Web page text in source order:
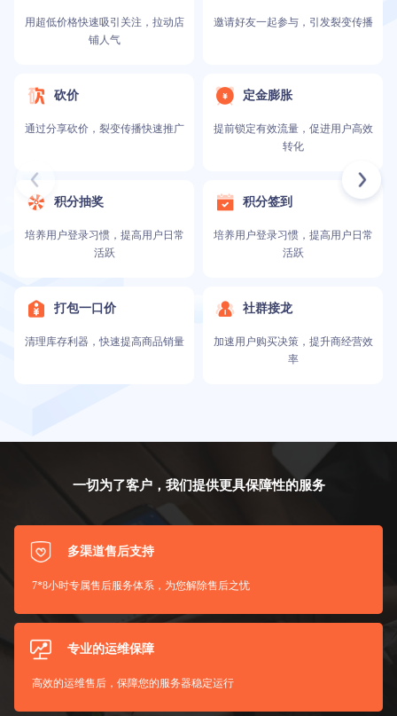
用超低价格快速吸引关注，拉动店
铺人气
邀请好友一起参与，引发裂变传播
砍价
通过分享砍价，裂变传播快速推广
定金膨胀
提前锁定有效流量，促进用户高效
转化
积分抽奖
培养用户登录习惯，提高用户日常
活跃
积分签到
培养用户登录习惯，提高用户日常
活跃
打包一口价
清理库存利器，快速提高商品销量
社群接龙
加速用户购买决策，提升商经营效
率
一切为了客户，我们提供更具保障性的服务
多渠道售后支持
7*8小时专属售后服务体系，为您解除售后之忧
专业的运维保障
高效的运维售后，保障您的服务器稳定运行